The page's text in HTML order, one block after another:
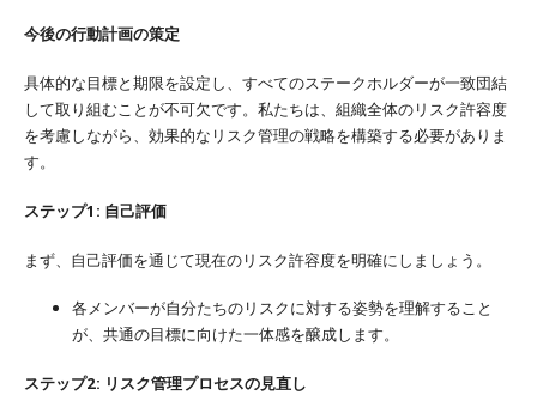
今後の行動計画の策定
具体的な目標と期限を設定し、すべてのステークホルダーが一致団結
して取り組むことが不可欠です。私たちは、組織全体のリスク許容度
を考慮しながら、効果的なリスク管理の戦略を構築する必要がありま
す。
ステップ1: 自己評価
まず、自己評価を通じて現在のリスク許容度を明確にしましょう。
各メンバーが自分たちのリスクに対する姿勢を理解すること
が、共通の目標に向けた一体感を醸成します。
ステップ2: リスク管理プロセスの見直し